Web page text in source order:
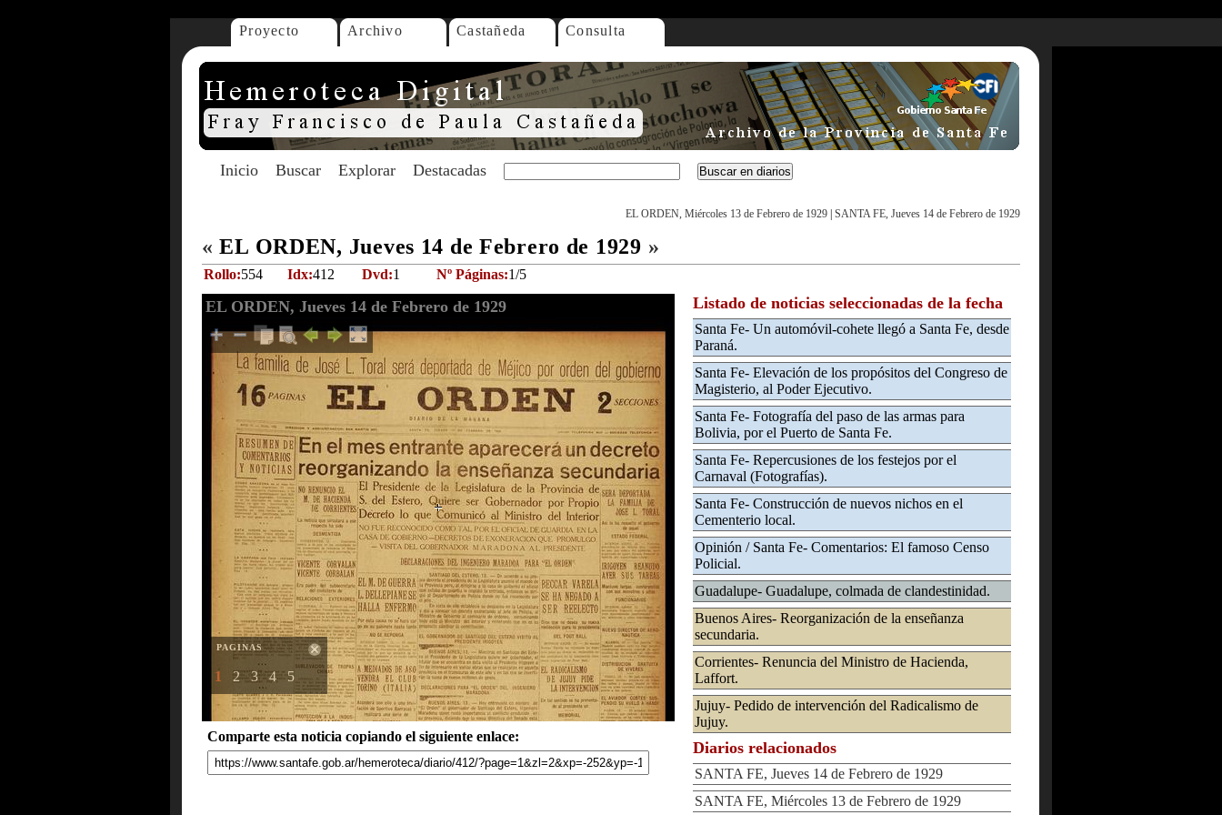
Proyecto Archivo Castañeda Consulta
Inicio Buscar Explorar Destacadas
EL ORDEN, Miércoles 13 de Febrero de 1929 SANTA FE, Jueves 14 de Febrero de 1929
« EL ORDEN, Jueves 14 de Febrero de 1929 »
Rollo:554 Idx:412 Dvd:1 Nº Páginas:1/5
EL ORDEN, Jueves 14 de Febrero de 1929
PAGINAS
1 2 3 4 5
Comparte esta noticia copiando el siguiente enlace:
Listado de noticias seleccionadas de la fecha
Santa Fe- Un automóvil-cohete llegó a Santa Fe, desde
Paraná.
Santa Fe- Elevación de los propósitos del Congreso de
Magisterio, al Poder Ejecutivo.
Santa Fe- Fotografía del paso de las armas para
Bolivia, por el Puerto de Santa Fe.
Santa Fe- Repercusiones de los festejos por el
Carnaval (Fotografías).
Santa Fe- Construcción de nuevos nichos en el
Cementerio local.
Opinión / Santa Fe- Comentarios: El famoso Censo
Policial.
Guadalupe- Guadalupe, colmada de clandestinidad.
Buenos Aires- Reorganización de la enseñanza
secundaria.
Corrientes- Renuncia del Ministro de Hacienda,
Laffort.
Jujuy- Pedido de intervención del Radicalismo de
Jujuy.
Diarios relacionados
SANTA FE, Jueves 14 de Febrero de 1929
SANTA FE, Miércoles 13 de Febrero de 1929